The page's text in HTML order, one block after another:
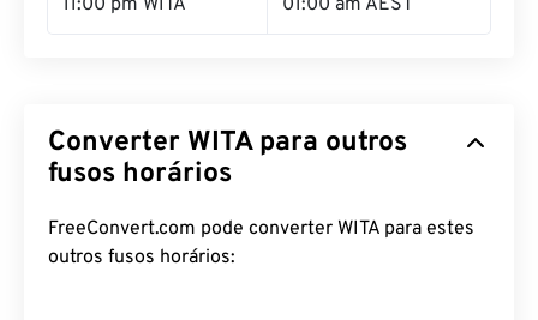
11:00 pm WITA 01:00 am AEST
Converter WITA para outros
fusos horários
FreeConvert.com pode converter WITA para estes
outros fusos horários: